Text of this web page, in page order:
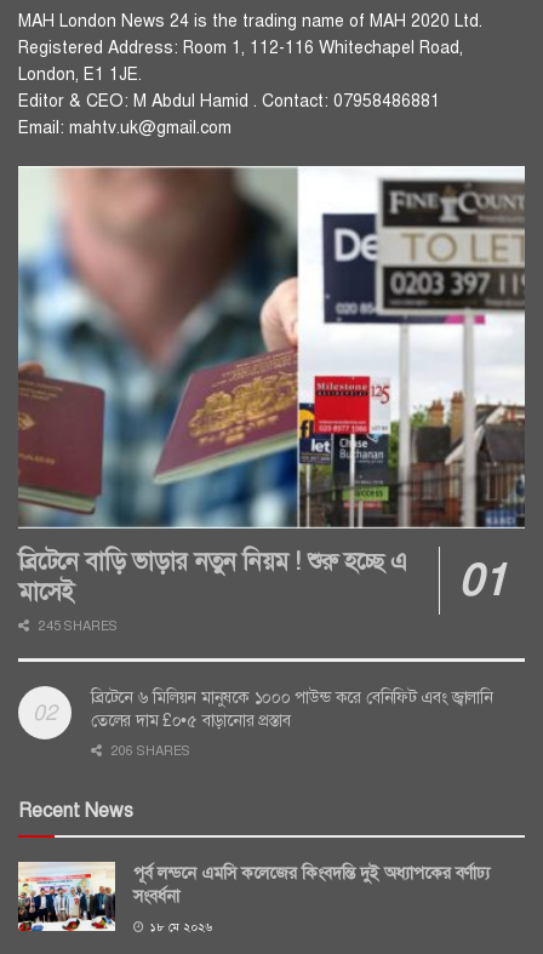
MAH London News 24 is the trading name of MAH 2020 Ltd.
Registered Address: Room 1, 112-116 Whitechapel Road,
London, E1 1JE.
Editor & CEO: M Abdul Hamid . Contact: 07958486881
Email: mahtv.uk@gmail.com
ব্রিটেনে বাড়ি ভাড়ার নতুন নিয়ম ! শুরু হচ্ছে এ
মাসেই
245 SHARES
ব্রিটেনে ৬ মিলিয়ন মানুষকে ১০০০ পাউন্ড করে বেনিফিট এবং জ্বালানি
তেলের দাম £০•৫ বাড়ানোর প্রস্তাব
206 SHARES
Recent News
পূর্ব লন্ডনে এমসি কলেজের কিংবদন্তি দুই অধ্যাপকের বর্ণাঢ্য
সংবর্ধনা
১৮ মে ২০২৬